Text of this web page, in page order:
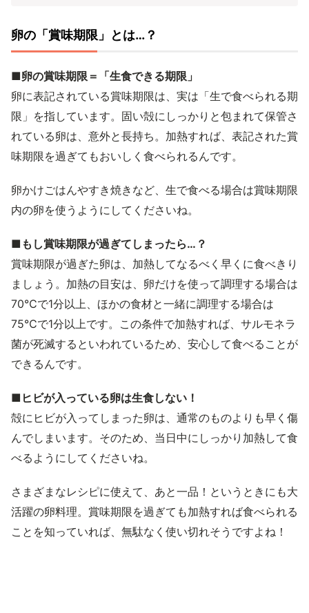
卵の「賞味期限」とは…？
■卵の賞味期限＝「生食できる期限」
卵に表記されている賞味期限は、実は「生で食べられる期
限」を指しています。固い殻にしっかりと包まれて保管さ
れている卵は、意外と長持ち。加熱すれば、表記された賞
味期限を過ぎてもおいしく食べられるんです。
卵かけごはんやすき焼きなど、生で食べる場合は賞味期限
内の卵を使うようにしてくださいね。
■もし賞味期限が過ぎてしまったら…？
賞味期限が過ぎた卵は、加熱してなるべく早くに食べきり
ましょう。加熱の目安は、卵だけを使って調理する場合は
70℃で1分以上、ほかの食材と一緒に調理する場合は
75℃で1分以上です。この条件で加熱すれば、サルモネラ
菌が死滅するといわれているため、安心して食べることが
できるんです。
■ヒビが入っている卵は生食しない！
殻にヒビが入ってしまった卵は、通常のものよりも早く傷
んでしまいます。そのため、当日中にしっかり加熱して食
べるようにしてくださいね。
さまざまなレシピに使えて、あと一品！というときにも大
活躍の卵料理。賞味期限を過ぎても加熱すれば食べられる
ことを知っていれば、無駄なく使い切れそうですよね！